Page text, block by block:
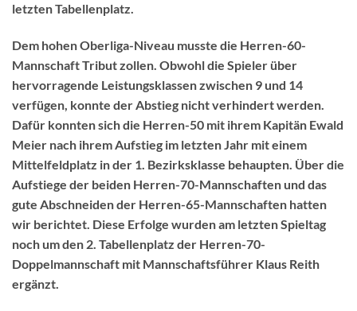
letzten Tabellenplatz.
Dem hohen Oberliga-Niveau musste die Herren-60-
Mannschaft Tribut zollen. Obwohl die Spieler über
hervorragende Leistungsklassen zwischen 9 und 14
verfügen, konnte der Abstieg nicht verhindert werden.
Dafür konnten sich die Herren-50 mit ihrem Kapitän Ewald
Meier nach ihrem Aufstieg im letzten Jahr mit einem
Mittelfeldplatz in der 1. Bezirksklasse behaupten. Über die
Aufstiege der beiden Herren-70-Mannschaften und das
gute Abschneiden der Herren-65-Mannschaften hatten
wir berichtet. Diese Erfolge wurden am letzten Spieltag
noch um den 2. Tabellenplatz der Herren-70-
Doppelmannschaft mit Mannschaftsführer Klaus Reith
ergänzt.